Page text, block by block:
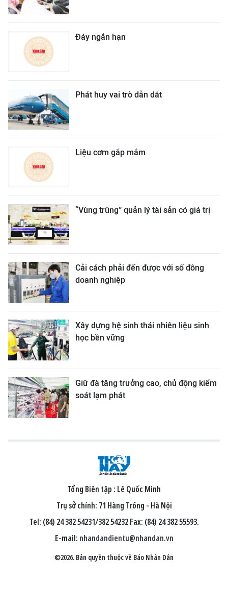
Đáy ngắn hạn
Phát huy vai trò dẫn dắt
Liệu cơm gắp mắm
“Vùng trũng” quản lý tài sản có giá trị
Cải cách phải đến được với số đông
doanh nghiệp
Xây dựng hệ sinh thái nhiên liệu sinh
học bền vững
Giữ đà tăng trưởng cao, chủ động kiểm
soát lạm phát
Tổng Biên tập : Lê Quốc Minh
Trụ sở chính: 71 Hàng Trống - Hà Nội
Tel: (84) 24 382 54231/382 54232 Fax: (84) 24 382 55593.
E-mail: nhandandientu@nhandan.vn
©2026. Bản quyền thuộc về Báo Nhân Dân